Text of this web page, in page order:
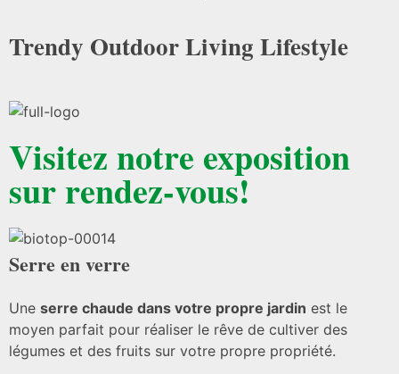
Trendy Outdoor Living Lifestyle
Visitez notre exposition
sur rendez-vous!
Serre en verre
Une serre chaude dans votre propre jardin est le
moyen parfait pour réaliser le rêve de cultiver des
légumes et des fruits sur votre propre propriété.